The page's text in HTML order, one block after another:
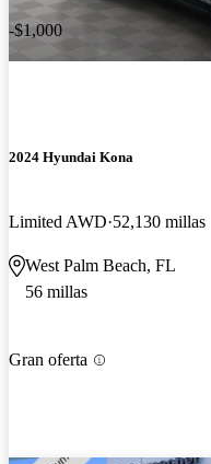
-$1,000
2024 Hyundai Kona
Limited AWD 52,130 millas
West Palm Beach, FL
56 millas
Gran oferta